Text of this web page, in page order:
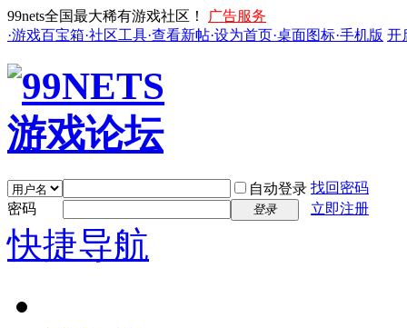
99nets全国最大稀有游戏社区！
广告服务
·游戏百宝箱·社区工具·查看新帖·设为首页·桌面图标·手机版 开
自动登录 找回密码
密码
登录 立即注册
快捷导航